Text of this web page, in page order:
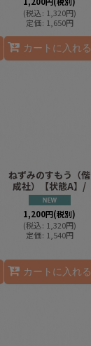
(税込: 1,320円)
定価: 1,650円
カートに入れる
ねずみのすもう（偕
成社）【状態A】/
1,200円(税別)
(税込: 1,320円)
定価: 1,540円
カートに入れる